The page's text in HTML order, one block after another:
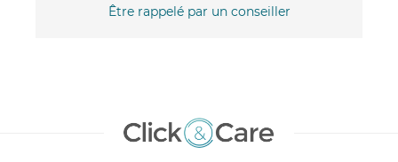
Être rappelé par un conseiller